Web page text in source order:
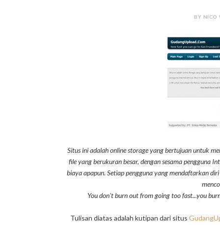
BY NICO
Situs ini adalah online storage yang bertujuan untuk
file yang berukuran besar, dengan sesama pengguna
biaya apapun. Setiap pengguna yang mendaftarkan
You don't burn out from going too fast...you
Tulisan diatas adalah kutipan dari situs